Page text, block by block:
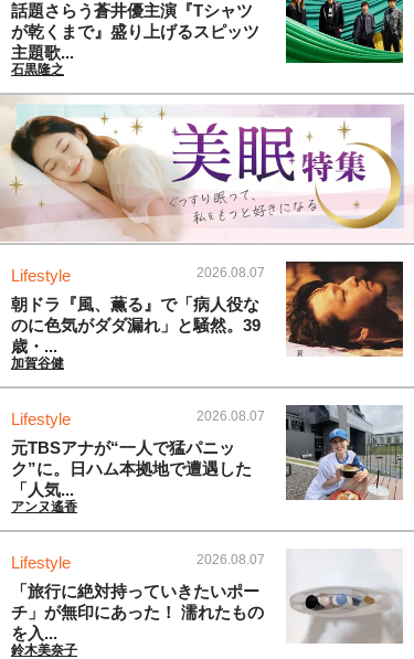
話題さらう蒼井優主演『Tシャツ
が乾くまで』盛り上げるスピッツ
主題歌...
石黒隆之
Lifestyle 2026.08.07
朝ドラ『風、薫る』で「病人役な
のに色気がダダ漏れ」と騒然。39
歳・...
加賀谷健
Lifestyle 2026.08.07
元TBSアナが“一人で猛パニッ
ク”に。日ハム本拠地で遭遇した
「人気...
アンヌ遙香
Lifestyle 2026.08.07
「旅行に絶対持っていきたいポー
チ」が無印にあった！ 濡れたもの
を入...
鈴木美奈子